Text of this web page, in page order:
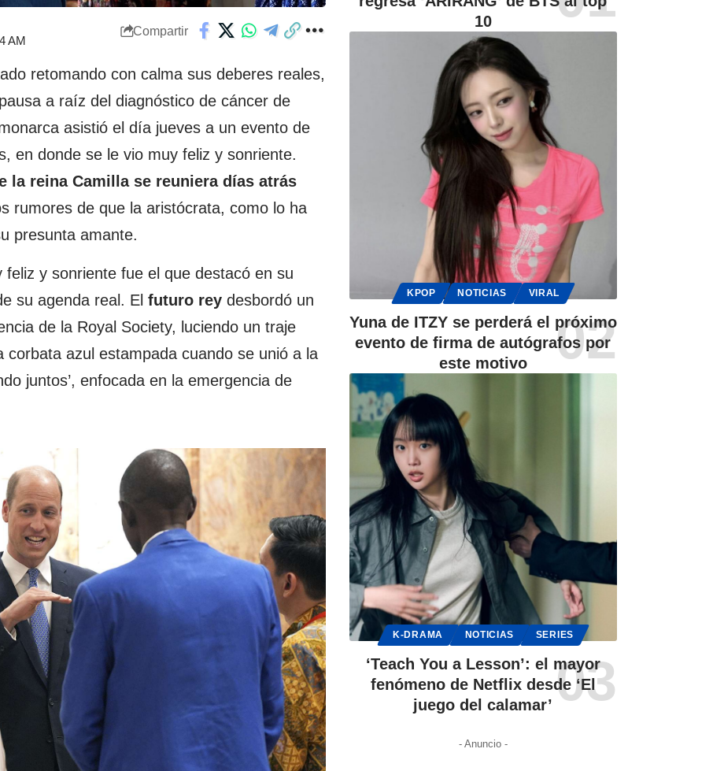
AM
Compartir
retomando con calma sus deberes reales,
a raíz del diagnóstico de cáncer de
asistió el día jueves a un evento de
en donde se le vio muy feliz y sonriente.
la reina Camilla se reuniera días atrás
rumores de que la aristócrata, como lo ha
presunta amante.
feliz y sonriente fue el que destacó en su
su agenda real. El futuro rey desbordó un
de la Royal Society, luciendo un traje
corbata azul estampada cuando se unió a la
juntos’, enfocada en la emergencia de
10
KPOP NOTICIAS VIRAL
Yuna de ITZY se perderá el próximo
evento de firma de autógrafos por
este motivo
K-DRAMA NOTICIAS SERIES
‘Teach You a Lesson’: el mayor
fenómeno de Netflix desde ‘El
juego del calamar’
- Anuncio -